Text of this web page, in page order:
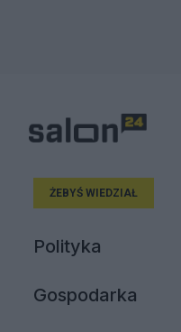
ŻEBYŚ WIEDZIAŁ
Polityka
Gospodarka